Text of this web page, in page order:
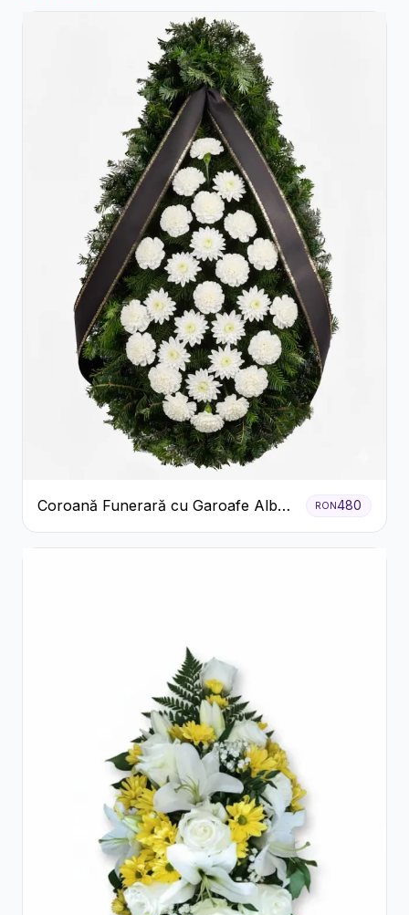
Coroană Funerară cu Garoafe Albe
și Crizanteme
RON480